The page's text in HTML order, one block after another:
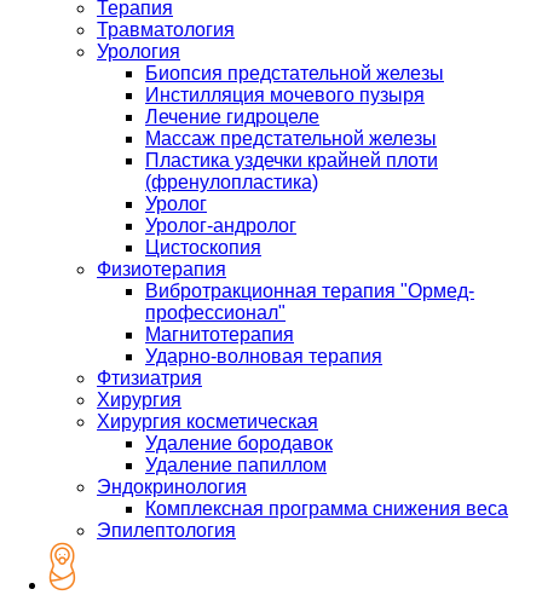
Терапия
Травматология
Урология
Биопсия предстательной железы
Инстилляция мочевого пузыря
Лечение гидроцеле
Массаж предстательной железы
Пластика уздечки крайней плоти
(френулопластика)
Уролог
Уролог-андролог
Цистоскопия
Физиотерапия
Вибротракционная терапия "Ормед-
профессионал"
Магнитотерапия
Ударно-волновая терапия
Фтизиатрия
Хирургия
Хирургия косметическая
Удаление бородавок
Удаление папиллом
Эндокринология
Комплексная программа снижения веса
Эпилептология